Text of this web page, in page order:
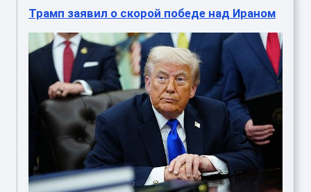
Трамп заявил о скорой победе над Ираном